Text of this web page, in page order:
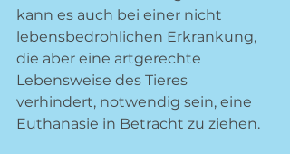
kann es auch bei einer nicht
lebensbedrohlichen Erkrankung,
die aber eine artgerechte
Lebensweise des Tieres
verhindert, notwendig sein, eine
Euthanasie in Betracht zu ziehen.